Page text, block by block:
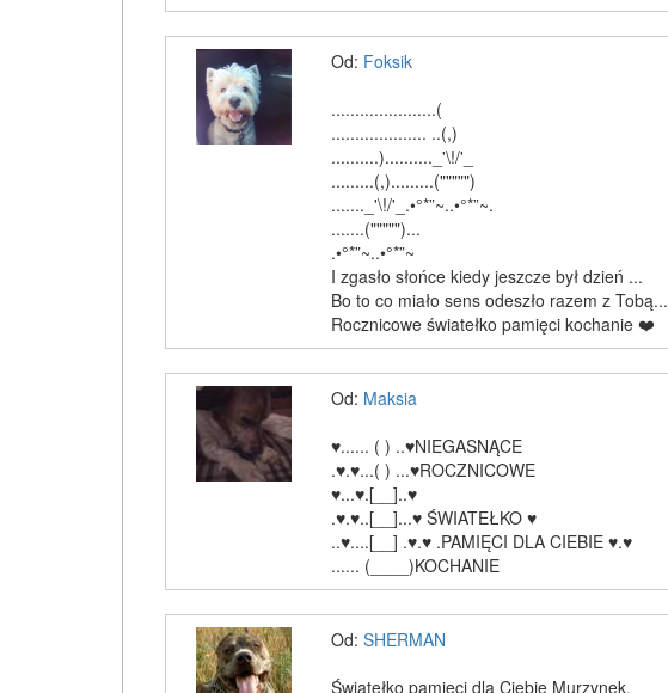
Od: Foksik
......................(
.................... ..(,)
..........).........._'\!/'_
.........(,).........(""""")
......._'\!/'_.•°*”~..•°*”~.
.......(""""")...
.•°*”~..•°*”~
I zgasło słońce kiedy jeszcze był dzień ...
Bo to co miało sens odeszło razem z Tobą...
Rocznicowe światełko pamięci kochanie ❤️
Od: Maksia
♥...... ( ) ..♥NIEGASNĄCE
.♥.♥...( ) ...♥ROCZNICOWE
♥...♥.[__]..♥
.♥.♥..[__]...♥ ŚWIATEŁKO ♥
..♥....[__] .♥.♥ .PAMIĘCI DLA CIEBIE ♥.♥
...... (____)KOCHANIE
Od: SHERMAN
Światełko pamięci dla Ciebie Murzynek.